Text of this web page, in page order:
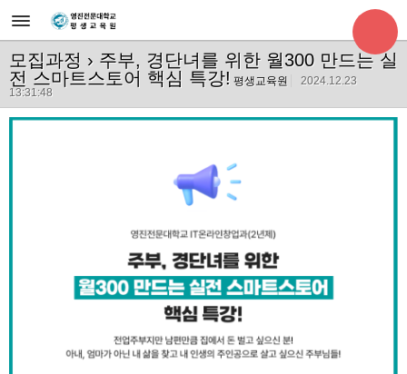
모집과정 › 주부, 경단녀를 위한 월300 만드는 실
전 스마트스토어 핵심 특강! 평생교육원
2024.12.23
13:31:48